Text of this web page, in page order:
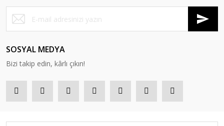
SOSYAL MEDYA
Bizi takip edin, kârlı çıkın!